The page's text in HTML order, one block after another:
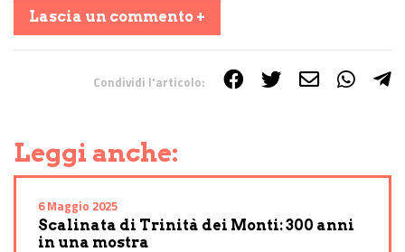
Lascia un commento +
Condividi l'articolo:
Leggi anche:
6 Maggio 2025
Scalinata di Trinità dei Monti: 300 anni
in una mostra